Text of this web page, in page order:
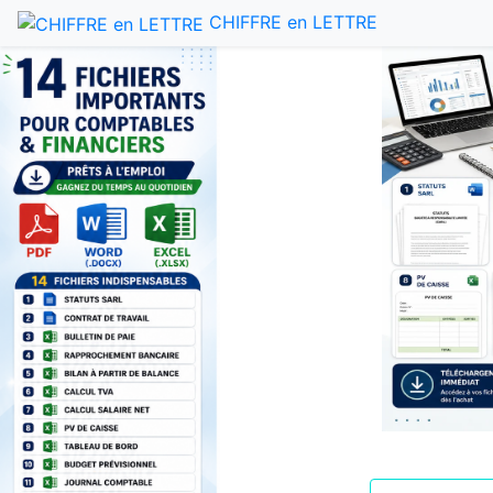
CHIFFRE en LETTRE